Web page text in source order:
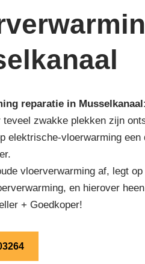
reparatie in Musselkanaal
teveel zwakke plekken zijn
elektrische-vloerwarming
vloerverwarming af, legt
en hierover
+ Goedkoper!